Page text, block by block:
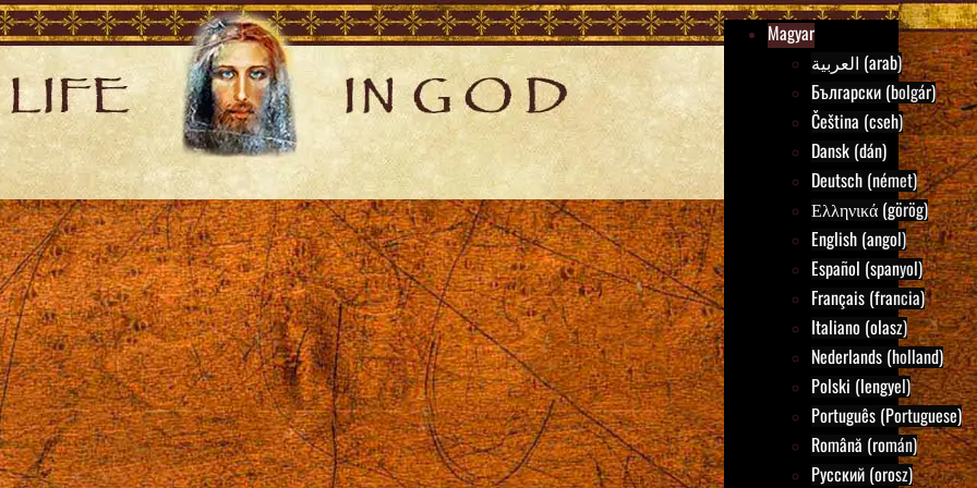
Magyar
العربية (arab)
Български (bolgár)
Čeština (cseh)
Dansk (dán)
Deutsch (német)
Ελληνικά (görög)
English (angol)
Español (spanyol)
Français (francia)
Italiano (olasz)
Nederlands (holland)
Polski (lengyel)
Português (Portuguese)
Română (román)
Русский (orosz)